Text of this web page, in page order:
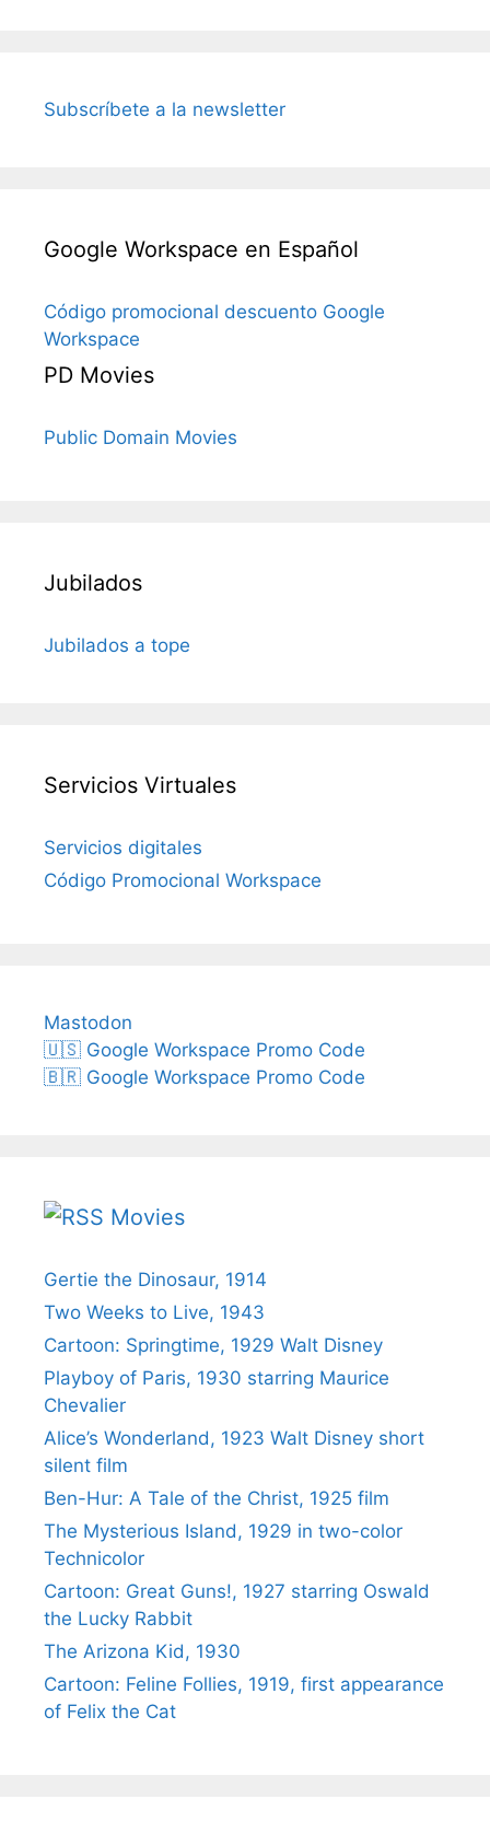
Subscríbete a la newsletter
Google Workspace en Español
Código promocional descuento Google
Workspace
PD Movies
Public Domain Movies
Jubilados
Jubilados a tope
Servicios Virtuales
Servicios digitales
Código Promocional Workspace
Mastodon
🇺🇸 Google Workspace Promo Code
🇧🇷 Google Workspace Promo Code
Movies
Gertie the Dinosaur, 1914
Two Weeks to Live, 1943
Cartoon: Springtime, 1929 Walt Disney
Playboy of Paris, 1930 starring Maurice
Chevalier
Alice’s Wonderland, 1923 Walt Disney short
silent film
Ben-Hur: A Tale of the Christ, 1925 film
The Mysterious Island, 1929 in two-color
Technicolor
Cartoon: Great Guns!, 1927 starring Oswald
the Lucky Rabbit
The Arizona Kid, 1930
Cartoon: Feline Follies, 1919, first appearance
of Felix the Cat